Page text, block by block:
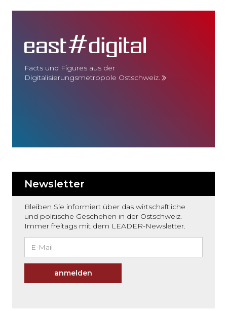
Facts und Figures aus der
Digitalisierungsmetropole Ostschweiz.
Newsletter
Bleiben Sie informiert über das wirtschaftliche
und politische Geschehen in der Ostschweiz.
Immer freitags mit dem LEADER-Newsletter.
anmelden